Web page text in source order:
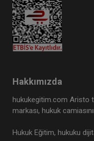
Hakkımızda
hukukegitim.com Aristo
markası, hukuk
Hukuk Eğitim, hukuku